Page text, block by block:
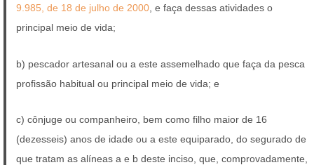
9.985, de 18 de julho de 2000, e faça dessas atividades o
principal meio de vida;
b) pescador artesanal ou a este assemelhado que faça da pesca
profissão habitual ou principal meio de vida; e
c) cônjuge ou companheiro, bem como filho maior de 16
(dezesseis) anos de idade ou a este equiparado, do segurado de
que tratam as alíneas a e b deste inciso, que, comprovadamente,